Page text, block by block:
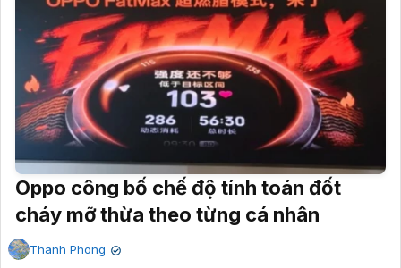
Oppo công bố chế độ tính toán đốt
cháy mỡ thừa theo từng cá nhân
Thanh Phong ✔